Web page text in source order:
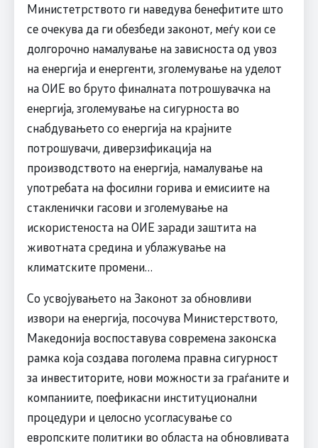
Министетрството ги наведува бенефитите што
се очекува да ги обезбеди законот, меѓу кои се
долгорочно намалување на зависноста од увоз
на енергија и енергенти, зголемување на уделот
на ОИЕ во бруто финалната потрошувачка на
енергија, зголемување на сигурноста во
снабдувањето со енергија на крајните
потрошувачи, диверзификација на
производството на енергија, намалување на
употребата на фосилни горива и емисиите на
стакленички гасови и зголемување на
искористеноста на ОИЕ заради заштита на
животната средина и ублажување на
климатските промени…
Со усвојувањето на Законот за обновливи
извори на енергија, посочува Министерството,
Македонија воспоставува современа законска
рамка која создава поголема правна сигурност
за инвеститорите, нови можности за граѓаните и
компаниите, поефикасни институционални
процедури и целосно усогласување со
европските политики во областа на обновливата